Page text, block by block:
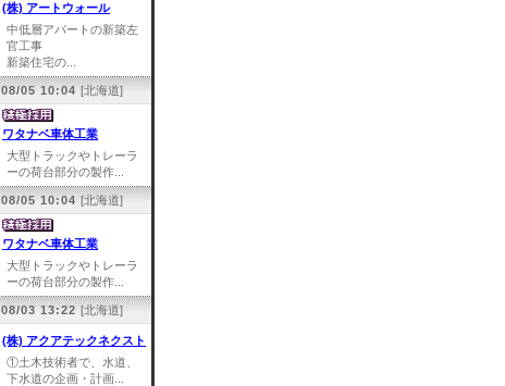
(株) アートウォール
中低層アパートの新築左
官工事
新築住宅の...
08/05 10:04 [北海道]
ワタナベ車体工業
大型トラックやトレーラ
ーの荷台部分の製作...
08/05 10:04 [北海道]
ワタナベ車体工業
大型トラックやトレーラ
ーの荷台部分の製作...
08/03 13:22 [北海道]
(株) アクアテックネクスト
①土木技術者で、水道、
下水道の企画・計画...